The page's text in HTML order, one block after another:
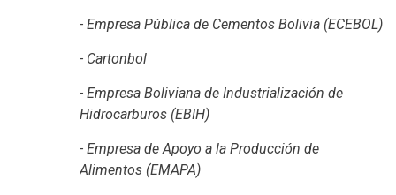
- Empresa Pública de Cementos Bolivia (ECEBOL)
- Cartonbol
- Empresa Boliviana de Industrialización de
Hidrocarburos (EBIH)
- Empresa de Apoyo a la Producción de
Alimentos (EMAPA)